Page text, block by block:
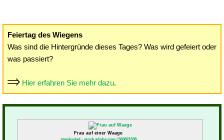
Feiertag des Wiegens
Was sind die Hintergründe dieses Tages? Was wird gefeiert oder
was passiert?
Hier erfahren Sie mehr dazu.
Frau auf einer Waage